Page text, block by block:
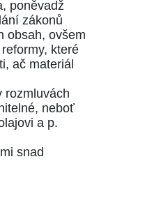
poněvadž
zákonů
obsah, ovšem
které
ač materiál
rozmluvách
neboť
a p.
snad